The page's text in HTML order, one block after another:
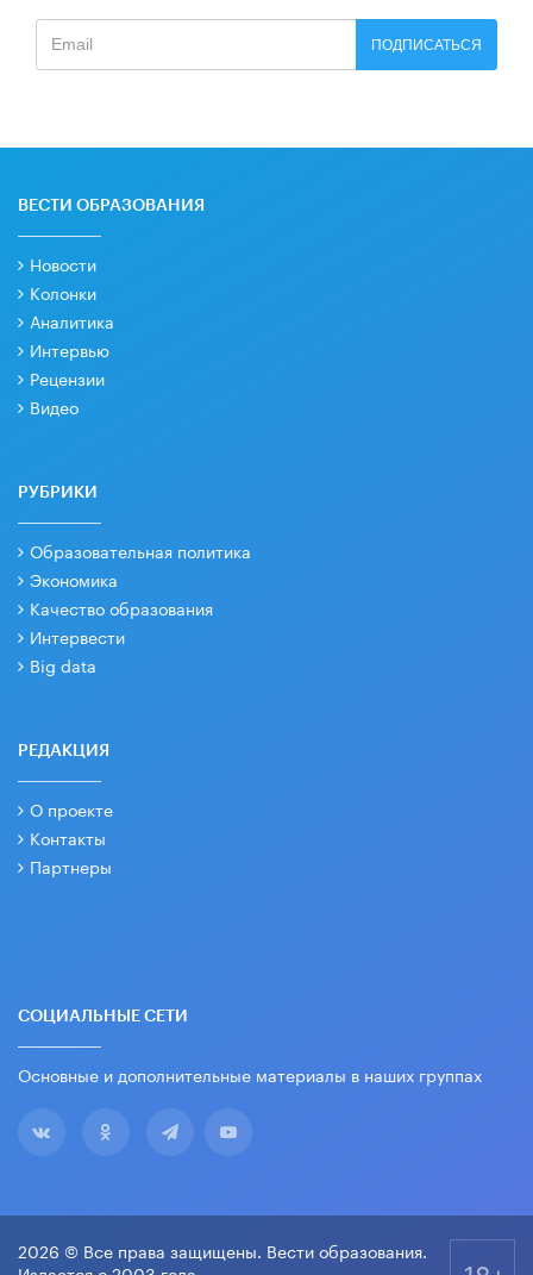
ПОДПИСАТЬСЯ
ВЕСТИ ОБРАЗОВАНИЯ
Новости
Колонки
Аналитика
Интервью
Рецензии
Видео
РУБРИКИ
Образовательная политика
Экономика
Качество образования
Интервести
Big data
РЕДАКЦИЯ
О проекте
Контакты
Партнеры
СОЦИАЛЬНЫЕ СЕТИ
Основные и дополнительные материалы в наших группах
2026 © Все права защищены. Вести образования.